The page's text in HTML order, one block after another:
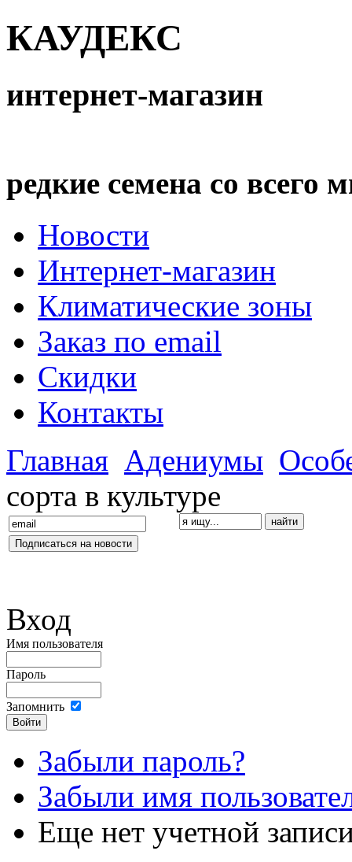
КАУДЕКС
интернет-магазин
редкие семена со всего
Новости
Интернет-магазин
Климатические зоны
Заказ по email
Скидки
Контакты
Главная Адениумы
сорта в культуре
Вход
Имя пользователя
Пароль
Запомнить
Забыли пароль?
Забыли имя
Еще нет учетной